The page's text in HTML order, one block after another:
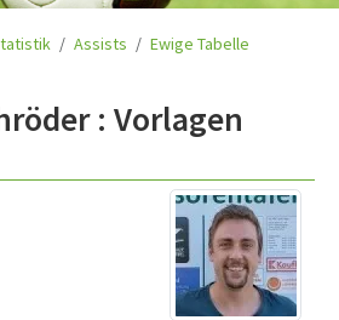
Assists
Ewige Tabelle
: Vorlagen